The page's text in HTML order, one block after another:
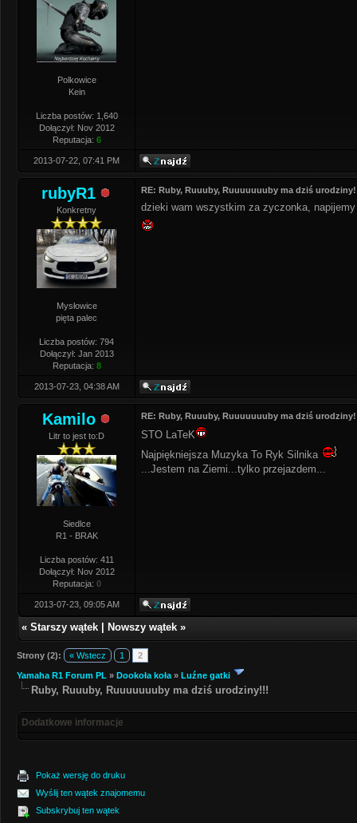
Polkowice
Kein
Liczba postów: 1,640
Dołączył: Nov 2012
Reputacja: 6
2013-07-22, 07:41 PM
rubyR1
Konkretny
Mysłowice
pięta palec
Liczba postów: 794
Dołączył: Jan 2013
Reputacja: 8
RE: Ruby, Ruuuby, Ruuuuuuuby ma dziś
dzieki wam wszystkim za zyczonka,
2013-07-23, 04:38 AM
Kamilo
Litr to jest to:D
Siedlce
R1 - BRAK
Liczba postów: 411
Dołączył: Nov 2012
Reputacja: 0
RE: Ruby, Ruuuby, Ruuuuuuuby ma dziś
STO LaTeK
Najpiękniejsza Muzyka To Ryk Silnika
...Jestem na Ziemi...tylko przejazdem...
2013-07-23, 09:05 AM
« Starszy wątek Nowszy wątek »
Strony (2): « Wstecz 1 2
Yamaha R1 Forum PL » Dookoła koła » Luźne gatki
Ruby, Ruuuby, Ruuuuuuuby ma dziś urodziny!!!
Dodatkowe informacje
Pokaż wersję do druku
Wyślij ten wątek znajomemu
Subskrybuj ten wątek